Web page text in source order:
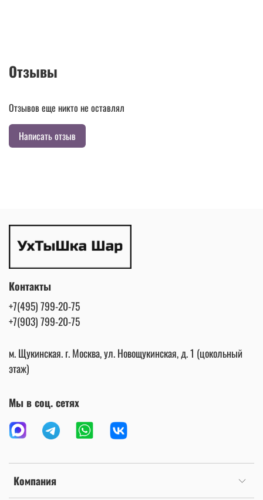
Отзывы
Отзывов еще никто не оставлял
Написать отзыв
Компания
Контакты
+7(495) 799-20-75
+7(903) 799-20-75
м. Щукинская. г. Москва, ул. Новощукинская, д. 1 (цокольный
этаж)
Мы в соц. сетях